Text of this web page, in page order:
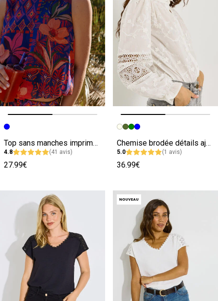
Image précédente
Image suivante
Top sans manches imprimé femme
4.8 (41 avis)
27.99€
Image précédente
Image suivante
Chemise brodée détails ajourés femme
5.0 (1 avis)
36.99€